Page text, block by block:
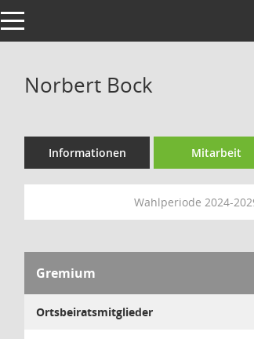
Toggle navigation
Norbert Bock
Informationen Mitarbeit
Wahlperiode 2024-
Gremium
Ortsbeiratsmitglieder